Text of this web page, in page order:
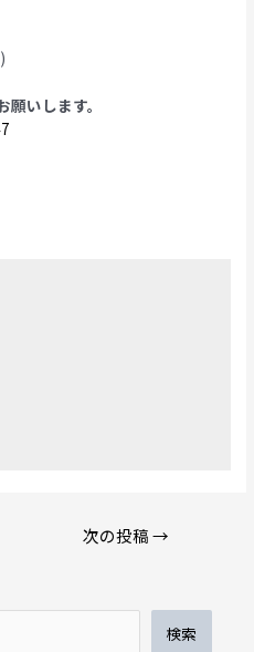
願いします。
次の投稿→
検索